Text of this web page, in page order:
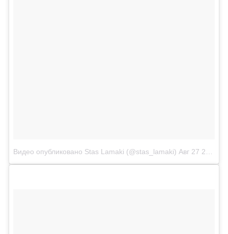
Видео опубликовано Stas Lamaki (@stas_lamaki) Авг 27 2015 в 4:08 PDT